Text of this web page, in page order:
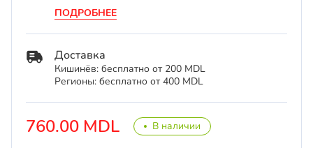
760.00 MDL В наличии
ПОДРОБНЕЕ
Доставка
Кишинёв: бесплатно от 200 MDL
Регионы: бесплатно от 400 MDL